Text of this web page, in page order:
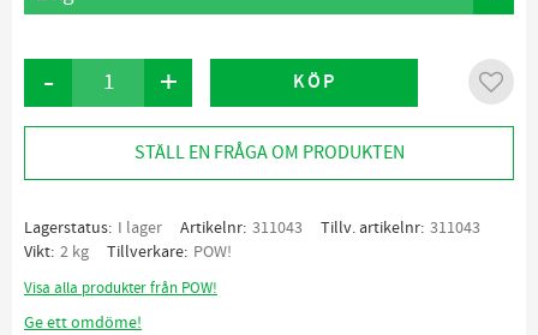
+
- KÖP Lägg
STÄLL EN FRÅGA OM PRODUKTEN
Lagerstatus I lager Artikelnr 311043 Tillv. artikelnr 311043
Vikt 2 kg Tillverkare POW!
Visa alla produkter från POW!
Ge ett omdöme!